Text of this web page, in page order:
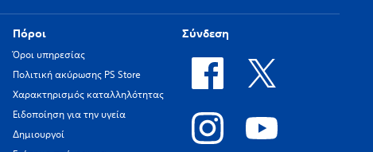
Πόροι
Όροι υπηρεσίας
Πολιτική ακύρωσης PS Store
Χαρακτηρισμός καταλληλότητας
Ειδοποίηση για την υγεία
Δημιουργοί
Σύνδεση